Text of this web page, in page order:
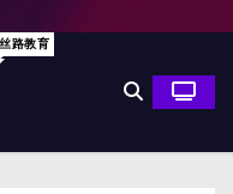
丝路教育